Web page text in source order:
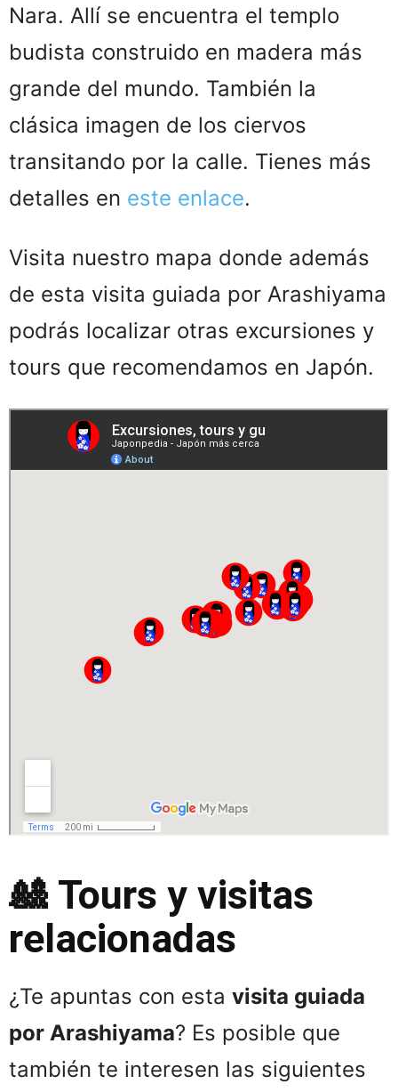
Nara. Allí se encuentra el templo
budista construido en madera más
grande del mundo. También la
clásica imagen de los ciervos
transitando por la calle. Tienes más
detalles en este enlace.
Visita nuestro mapa donde además
de esta visita guiada por Arashiyama
podrás localizar otras excursiones y
tours que recomendamos en Japón.
🎎 Tours y visitas
relacionadas
¿Te apuntas con esta visita guiada
por Arashiyama? Es posible que
también te interesen las siguientes